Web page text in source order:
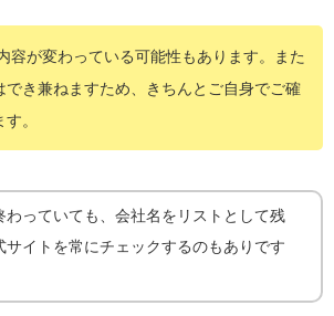
容が変わっている可能性もあります。また
でき兼ねますため、きちんとご自身でご確
。
わっていても、会社名をリストとして残
サイトを常にチェックするのもありです